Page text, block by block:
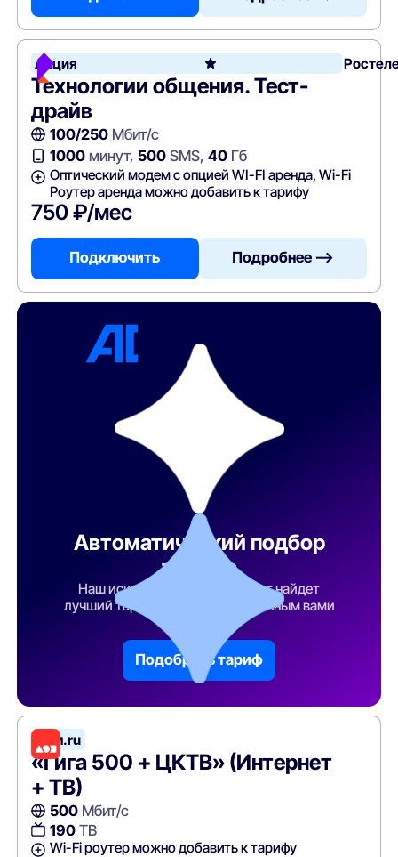
Акция
Технологии общения. Тест-
драйв
100/250Мбит/с
1000минут, 500SMS, 40Гб
Оптический модем с опцией WI-FI аренда, Wi-Fi
Роутер аренда можно добавить к тарифу
750 ₽/мес
Подключить Подробнее —>
Автоматический подбор
тарифа
Наш искусственный интеллект найдет
лучший тарифный план по указанным вами
Подобрать тариф
Дом.ru
«Гига 500 + ЦКТВ» (Интернет
+ ТВ)
500Мбит/с
190ТВ
Wi-Fi роутер можно добавить к тарифу